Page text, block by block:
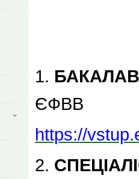
1.
ЄФВВ
https://
2.